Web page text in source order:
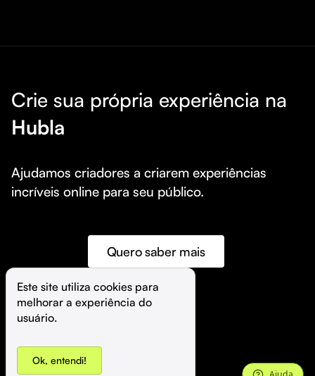
Crie sua própria experiência na
Hubla
Ajudamos criadores a criarem experiências
incríveis online para seu público.
Quero saber mais
©️ Hubla Tecnologia Ltda • 2026
Este site utiliza cookies para
melhorar a experiência do
usuário.
Ok, entendi!